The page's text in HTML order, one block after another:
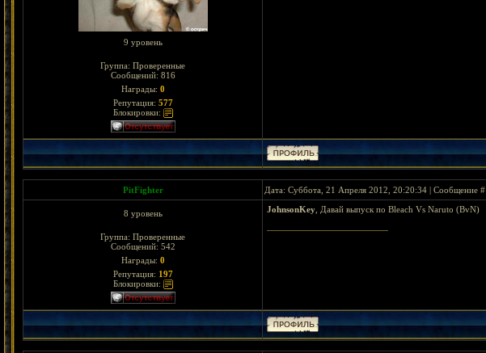
9 уровень
Группа: Проверенные
Сообщений: 816
Награды: 0
Репутация: 577
Блокировки:
PitFighter Дата: Суббота, 21 Апреля 2012, 20:20:34 | Сообщение #
8 уровень
Группа: Проверенные
Сообщений: 542
Награды: 0
Репутация: 197
Блокировки:
JohnsonKey , Давай выпуск по Bleach Vs Naruto (BvN)